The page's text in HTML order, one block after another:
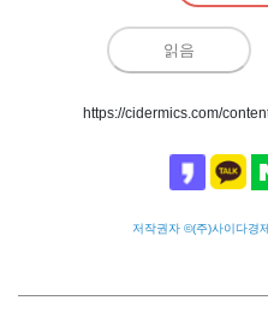
읽음
https://cidermics.com/
저작권자 ©(주)사이다경